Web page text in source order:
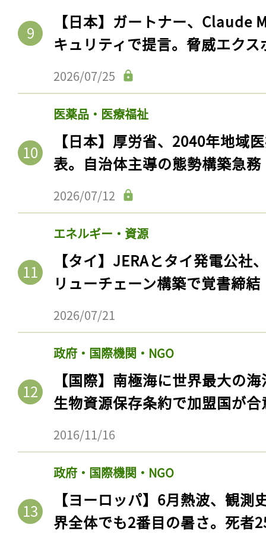
【日本】ガートナー、Claude
キュリティで提言。脅威エク
2026/07/25
医薬品・医療福祉
【日本】厚労省、2040年地域
表。自治体主導の態勢構築急務
2026/07/12
エネルギー・資源
【タイ】JERAとタイ発電公社
リューチェーン構築で覚書締結
2026/07/21
政府・国際機関・NGO
【国際】南極海に世界最大の
生物資源保存条約で加盟国が合
2016/11/16
政府・国際機関・NGO
【ヨーロッパ】6月熱波、観
界全体でも2番目の暑さ。死者